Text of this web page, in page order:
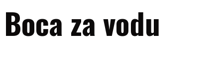
Boca za vodu